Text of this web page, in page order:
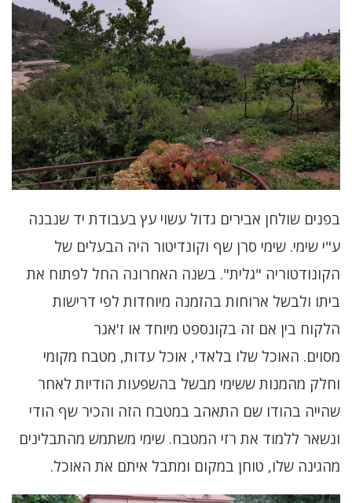
בפנים שולחן אבירים גדול עשוי עץ בעבודת יד שנבנה
ע"י שימי. שימי סרן שף וקונדיטור היה הבעלים של
הקונודטוריה "גלית". בשנה האחרונה החל לפתוח את
ביתו ולבשל ארוחות בהזמנה מיוחדות לפי דרישות
הלקוח בין אם זה בקונספט מיוחד או ז'אנר
מסוים. האוכל שלו בלאדי, אוכל עדות, מטבח מקומי
וחלק מהמנות ששימי מבשל בהשפעות הודיות לאחר
שהייה בהודו שם התאהב במטבח הזה והכיר שף הודי
ונשאר ללמוד את רזי המטבח. שימי משתמש מהתבלינים
מהגינה שלו, טוחן במקום ומתבל איתם את האוכל.